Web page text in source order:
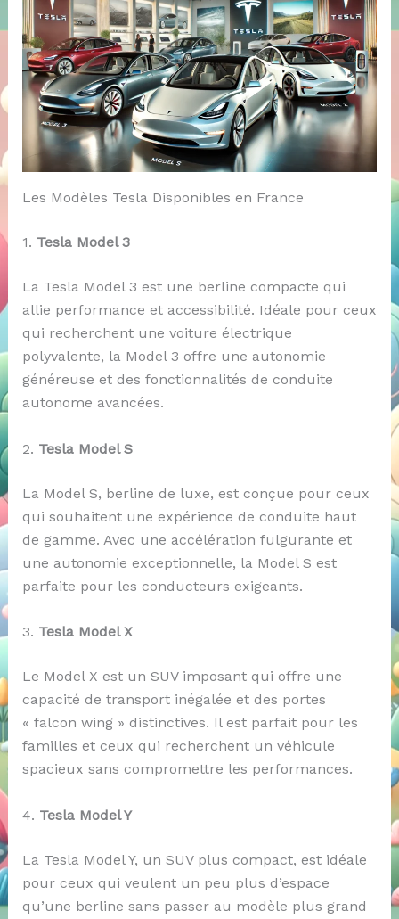
Les Modèles Tesla Disponibles en France
1. Tesla Model 3
La Tesla Model 3 est une berline compacte qui
allie performance et accessibilité. Idéale pour ceux
qui recherchent une voiture électrique
polyvalente, la Model 3 offre une autonomie
généreuse et des fonctionnalités de conduite
autonome avancées.
2. Tesla Model S
La Model S, berline de luxe, est conçue pour ceux
qui souhaitent une expérience de conduite haut
de gamme. Avec une accélération fulgurante et
une autonomie exceptionnelle, la Model S est
parfaite pour les conducteurs exigeants.
3. Tesla Model X
Le Model X est un SUV imposant qui offre une
capacité de transport inégalée et des portes
« falcon wing » distinctives. Il est parfait pour les
familles et ceux qui recherchent un véhicule
spacieux sans compromettre les performances.
4. Tesla Model Y
La Tesla Model Y, un SUV plus compact, est idéale
pour ceux qui veulent un peu plus d’espace
qu’une berline sans passer au modèle plus grand